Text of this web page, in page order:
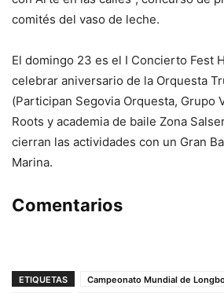
comités del vaso de leche.
El domingo 23 es el I Concierto Fest
celebrar aniversario de la Orquesta
(Participan Segovia Orquesta, Grupo
Roots y academia de baile Zona
cierran las actividades con un Gran
Marina.
Comentarios
ETIQUETAS
Campeonato Mundial de